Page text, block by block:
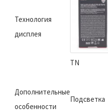
Технология
дисплея
TN
Дополнительные
особенности
Подсветка